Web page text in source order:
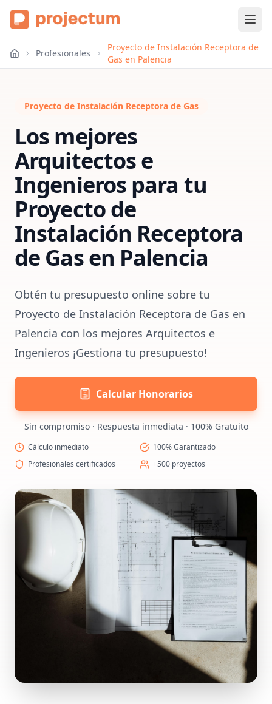
Profesionales
Proyecto de Instalación Receptora de
Gas en Palencia
Proyecto de Instalación Receptora de Gas
Los mejores
Arquitectos e
Ingenieros para tu
Proyecto de
Instalación Receptora
de Gasen Palencia
Obtén tu presupuesto online sobre tu
Proyecto de Instalación Receptora de Gas en
Palencia con los mejores Arquitectos e
Ingenieros ¡Gestiona tu presupuesto!
Calcular Honorarios
Sin compromiso · Respuesta inmediata · 100% Gratuito
Cálculo inmediato
100% Garantizado
Profesionales certificados
+500 proyectos